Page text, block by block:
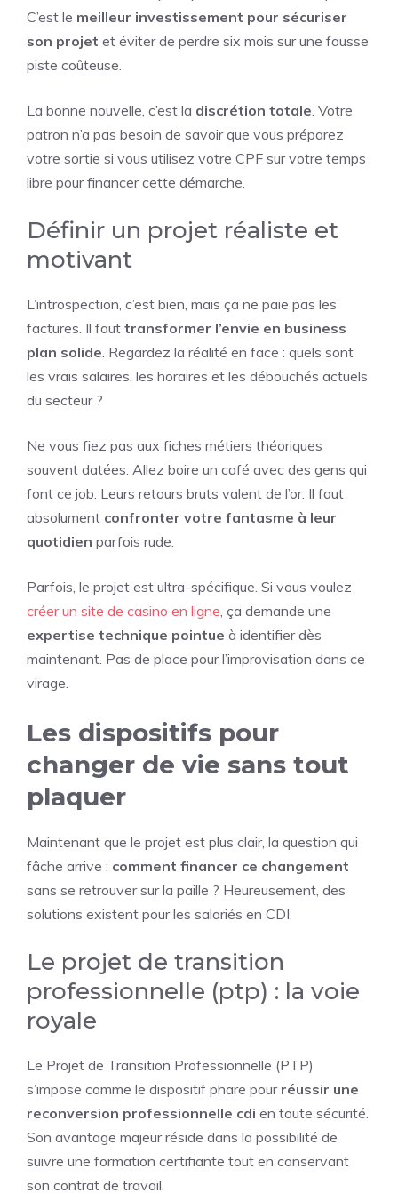
C’est le meilleur investissement pour sécuriser
son projet et éviter de perdre six mois sur une fausse
piste coûteuse.
La bonne nouvelle, c’est la discrétion totale. Votre
patron n’a pas besoin de savoir que vous préparez
votre sortie si vous utilisez votre CPF sur votre temps
libre pour financer cette démarche.
Définir un projet réaliste et
motivant
L’introspection, c’est bien, mais ça ne paie pas les
factures. Il faut transformer l’envie en business
plan solide. Regardez la réalité en face : quels sont
les vrais salaires, les horaires et les débouchés actuels
du secteur ?
Ne vous fiez pas aux fiches métiers théoriques
souvent datées. Allez boire un café avec des gens qui
font ce job. Leurs retours bruts valent de l’or. Il faut
absolument confronter votre fantasme à leur
quotidien parfois rude.
Parfois, le projet est ultra-spécifique. Si vous voulez
créer un site de casino en ligne, ça demande une
expertise technique pointue à identifier dès
maintenant. Pas de place pour l’improvisation dans ce
virage.
Les dispositifs pour
changer de vie sans tout
plaquer
Maintenant que le projet est plus clair, la question qui
fâche arrive : comment financer ce changement
sans se retrouver sur la paille ? Heureusement, des
solutions existent pour les salariés en CDI.
Le projet de transition
professionnelle (ptp) : la voie
royale
Le Projet de Transition Professionnelle (PTP)
s’impose comme le dispositif phare pour réussir une
reconversion professionnelle cdi en toute sécurité.
Son avantage majeur réside dans la possibilité de
suivre une formation certifiante tout en conservant
son contrat de travail.